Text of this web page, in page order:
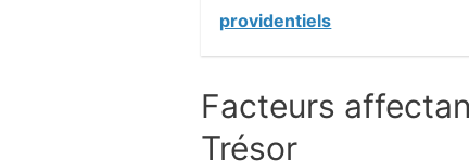
providentiels
Facteurs
Trésor